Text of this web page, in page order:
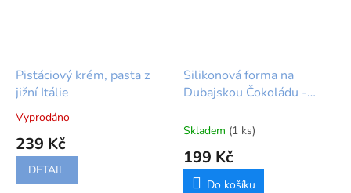
Pistáciový krém, pasta z
jižní Itálie
Průměrné
hodnocení
produktu
5,0
Vyprodáno
239 Kč
DETAIL
Silikonová forma na
Dubajskou Čokoládu -
Skladem (1 ks)
199 Kč
Do košíku